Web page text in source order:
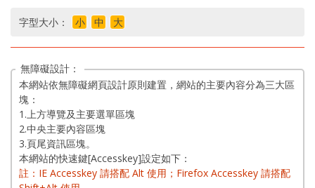
字型大小： 小 中 大
無障礙設計：
本網站依無障礙網頁設計原則建置，網站的主要內容分為三大區
塊：
1.上方導覽及主要選單區塊
2.中央主要內容區塊
3.頁尾資訊區塊。
本網站的快速鍵[Accesskey]設定如下：
註：IE Accesskey 請搭配 Alt 使用；Firefox Accesskey 請搭配